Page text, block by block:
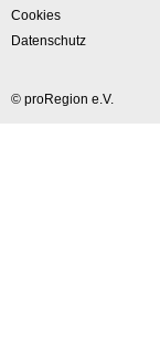
Cookies
Datenschutz
© proRegion e.V.